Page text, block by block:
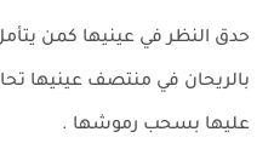
حدق النظر في عينيها كمن
بالريحان في منتصف عينيها
عليها بسحب رموشها .